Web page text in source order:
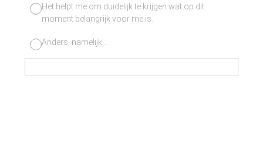
Het helpt me om duidelijk te krijgen wat op dit
moment belangrijk voor me is.
Anders, namelijk...